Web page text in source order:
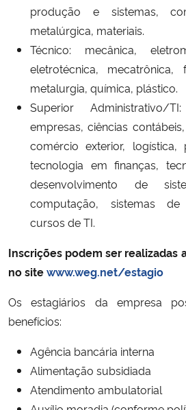
Ministério da Mulher, da Família e dos Direitos
Secretaria de Governo
Gabinete de Segurança Institucional
Advocacia-Geral da União
Banco Central do Brasil
produção e sistemas,
metalúrgica, materiais.
Técnico: mecânica,
eletrotécnica, mecatrônica,
metalurgia, química, plástico.
Superior Administrativo/
empresas, ciências
comércio exterior, logística,
tecnologia em finanças,
desenvolvimento de
computação, sistemas
cursos de TI.
Inscrições podem ser
no sitewww.weg.net/estagio
Os estagiários da empresa
benefícios:
Agência bancária interna
Alimentação subsidiada
Atendimento ambulatorial